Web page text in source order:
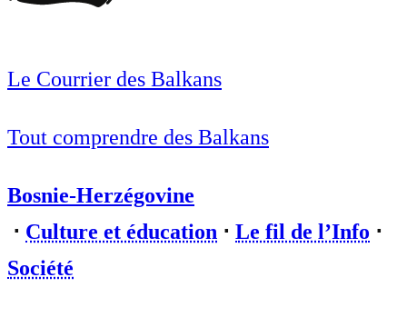
Le Courrier des Balkans
Tout comprendre des Balkans
Bosnie-Herzégovine
⋅ Culture et éducation ⋅ Le fil de l’Info ⋅
Société